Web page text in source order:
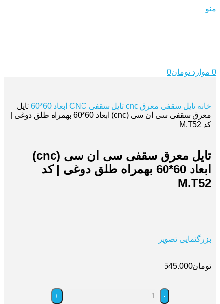
منو
0 موارد تومان0
خانه تایل سقفی معرق cnc تایل سقفی CNC ابعاد 60*60
تایل
معرق سقفی سی ان سی (cnc) ابعاد 60*60 بهمراه طلق دوغی |
کد M.T52
تایل معرق سقفی سی ان سی (cnc)
ابعاد 60*60 بهمراه طلق دوغی | کد
M.T52
بزرگنمایی تصویر
تومان545.000